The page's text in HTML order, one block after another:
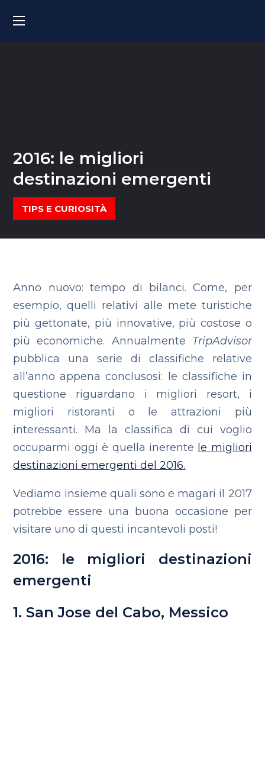
2016: le migliori
destinazioni emergenti
TIPS E CURIOSITÀ
Anno nuovo: tempo di bilanci. Come, per
esempio, quelli relativi alle mete turistiche
più gettonate, più innovative, più costose o
più economiche. Annualmente TripAdvisor
pubblica una serie di classifiche relative
all’anno appena conclusosi: le classifiche in
questione riguardano i migliori resort, i
migliori ristoranti o le attrazioni più
interessanti. Ma la classifica di cui voglio
occuparmi oggi è quella inerente le migliori
destinazioni emergenti del 2016.
Vediamo insieme quali sono e magari il 2017
potrebbe essere una buona occasione per
visitare uno di questi incantevoli posti!
2016: le migliori destinazioni
emergenti
1. San Jose del Cabo, Messico